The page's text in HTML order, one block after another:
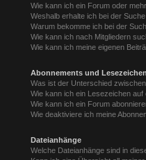
Wie kann ich ein Forum oder
Weshalb erhalte ich bei der
Warum bekomme ich bei der
Wie kann ich nach Mitgliedern
Wie kann ich meine eigenen
Abonnements und Lesezeichen
Was ist der Unterschied
Wie kann ich ein Lesezeichen
Wie kann ich ein Forum
Wie deaktiviere ich meine
Dateianhänge
Welche Dateianhänge sind in